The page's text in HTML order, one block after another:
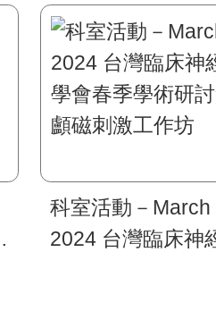
科室活動－March
2024 台灣臨床神